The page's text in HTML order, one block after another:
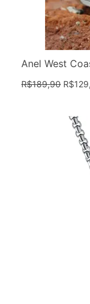
Anel West
R$189,90 R$